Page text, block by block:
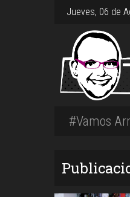
Jueves, 06 de
#Vamos